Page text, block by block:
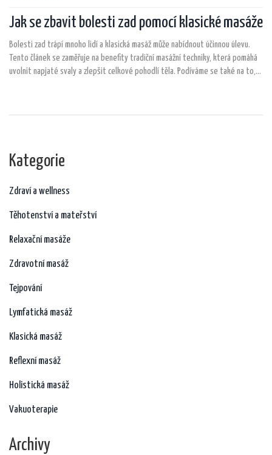
Jak se zbavit bolesti zad pomocí klasické masáže
Bolesti zad trápí mnoho lidí a klasická masáž může nabídnout účinnou úlevu.
Tento článek se zaměřuje na benefity tradiční masážní techniky, která pomáhá
uvolnit napjaté svaly a zlepšit celkové pohodlí těla. Podíváme se také na to,
Kategorie
Zdraví a wellness
Těhotenství a mateřství
Relaxační masáže
Zdravotní masáž
Tejpování
Lymfatická masáž
Klasická masáž
Reflexní masáž
Holistická masáž
Vakuoterapie
Archivy